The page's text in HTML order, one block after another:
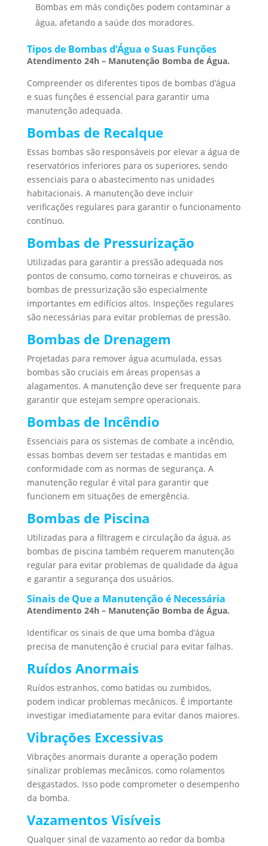
Bombas em más condições podem contaminar a
água, afetando a saúde dos moradores.
Tipos de Bombas d’Água e Suas Funções
Atendimento 24h – Manutenção Bomba de Água.
Compreender os diferentes tipos de bombas d’água
e suas funções é essencial para garantir uma
manutenção adequada.
Bombas de Recalque
Essas bombas são responsáveis por elevar a água de
reservatórios inferiores para os superiores, sendo
essenciais para o abastecimento nas unidades
habitacionais. A manutenção deve incluir
verificações regulares para garantir o funcionamento
contínuo.
Bombas de Pressurização
Utilizadas para garantir a pressão adequada nos
pontos de consumo, como torneiras e chuveiros, as
bombas de pressurização são especialmente
importantes em edifícios altos. Inspeções regulares
são necessárias para evitar problemas de pressão.
Bombas de Drenagem
Projetadas para remover água acumulada, essas
bombas são cruciais em áreas propensas a
alagamentos. A manutenção deve ser frequente para
garantir que estejam sempre operacionais.
Bombas de Incêndio
Essenciais para os sistemas de combate a incêndio,
essas bombas devem ser testadas e mantidas em
conformidade com as normas de segurança. A
manutenção regular é vital para garantir que
funcionem em situações de emergência.
Bombas de Piscina
Utilizadas para a filtragem e circulação da água, as
bombas de piscina também requerem manutenção
regular para evitar problemas de qualidade da água
e garantir a segurança dos usuários.
Sinais de Que a Manutenção é Necessária
Atendimento 24h – Manutenção Bomba de Água.
Identificar os sinais de que uma bomba d’água
precisa de manutenção é crucial para evitar falhas.
Ruídos Anormais
Ruídos estranhos, como batidas ou zumbidos,
podem indicar problemas mecânicos. É importante
investigar imediatamente para evitar danos maiores.
Vibrações Excessivas
Vibrações anormais durante a operação podem
sinalizar problemas mecânicos, como rolamentos
desgastados. Isso pode comprometer o desempenho
da bomba.
Vazamentos Visíveis
Qualquer sinal de vazamento ao redor da bomba